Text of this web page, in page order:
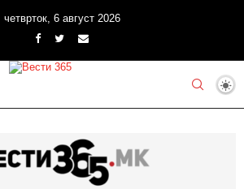
четврток, 6 август 2026